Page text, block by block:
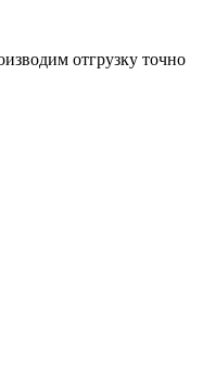
отгрузку точно